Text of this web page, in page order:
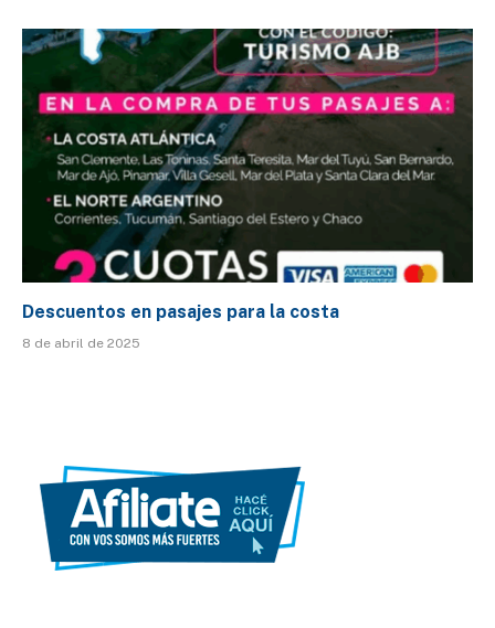
Descuentos en pasajes para la costa
8 de abril de 2025